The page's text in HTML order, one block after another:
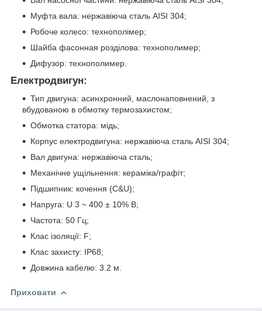
Муфта вала: нержавіюча сталь AISI 304;
Робоче колесо: технополімер;
Шайба фасонная розділова: технополимер;
Дифузор: технополимер.
Електродвигун:
Тип двигуна: асинхронний, маслонаповнений, з
вбудованою в обмотку термозахистом;
Обмотка статора: мідь;
Корпус електродвигуна: нержавіюча сталь AISI 304;
Вал двигуна: нержавіюча сталь;
Механічне ущільнення: кераміка/графіт;
Підшипник: кочення (C&U);
Напруга: U 3 ~ 400 ± 10% В;
Частота: 50 Гц;
Клас ізоляції: F;
Клас захисту: IP68;
Довжина кабелю: 3.2 м.
Приховати